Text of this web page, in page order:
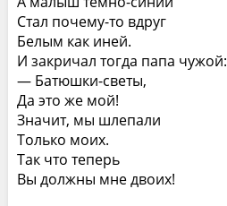
Стал почему-то вдруг
Белым как иней.
И закричал тогда папа чужой:
— Батюшки-светы,
Да это же мой!
Значит, мы шлепали
Только моих.
Так что теперь
Вы должны мне двоих!